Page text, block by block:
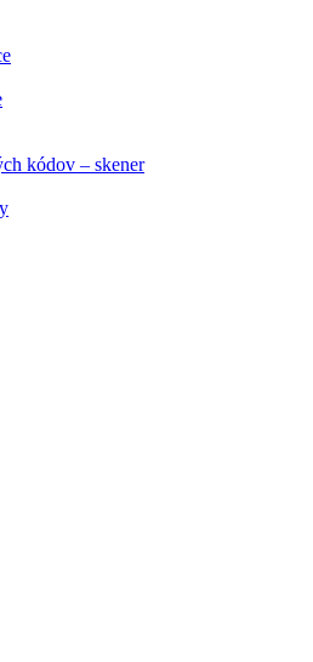
kódov – skener